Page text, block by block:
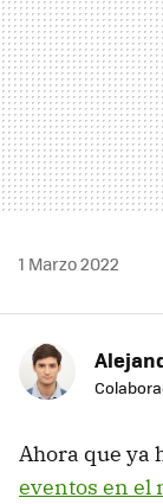
1 Marzo 2022
Ahora que ya
eventos en el